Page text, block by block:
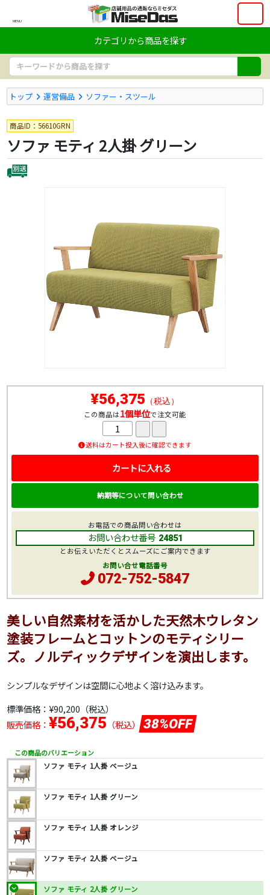
MENU
カテゴリから商品を探す
トップ 運営備品 ソファー・スツール
商品ID：56610GRN
ソファ モティ 2人掛 グリーン
美しい自然素材を活かした天然木ウレタン
塗装フレームとコットンのモティシリー
ズ。ノルディックデザインを演出します。
シンプルなデザインは空間に心地よく溶け込みます。
標準価格： ¥90,200 （税込）
販売価格： ¥56,375 （税込） 38%OFF
この商品のバリエーション
ソファ モティ 1人掛 ベージュ
ソファ モティ 1人掛 グリーン
ソファ モティ 1人掛 オレンジ
ソファ モティ 2人掛 ベージュ
ソファ モティ 2人掛 グリーン
¥56,375 （税込）
この商品は1個単位で注文可能
送料はカート投入後に確認できます
カートに入れる
納期等について問い合わせ
お電話での商品問い合わせは
お問い合わせ番号 24851
とお伝えいただくとスムーズにご案内できます
お問い合せ電話番号
072-752-5847